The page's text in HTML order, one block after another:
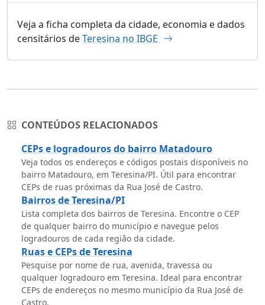
Veja a ficha completa da cidade, economia e dados
censitários deTeresina no IBGE
CONTEÚDOS RELACIONADOS
CEPs e logradouros do bairro Matadouro
Veja todos os endereços e códigos postais disponíveis no
bairro Matadouro, em Teresina/PI. Útil para encontrar
CEPs de ruas próximas da Rua José de Castro.
Bairros de Teresina/PI
Lista completa dos bairros de Teresina. Encontre o CEP
de qualquer bairro do município e navegue pelos
logradouros de cada região da cidade.
Ruas e CEPs de Teresina
Pesquise por nome de rua, avenida, travessa ou
qualquer logradouro em Teresina. Ideal para encontrar
CEPs de endereços no mesmo município da Rua José de
Castro.